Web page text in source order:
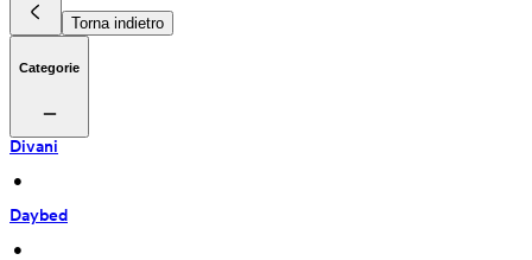
Torna indietro
Categorie
Divani
•
Daybed
•